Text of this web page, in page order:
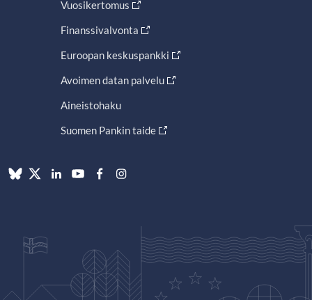
Vuosikertomus
Finanssivalvonta
Euroopan keskuspankki
Avoimen datan palvelu
Aineistohaku
Suomen Pankin taide